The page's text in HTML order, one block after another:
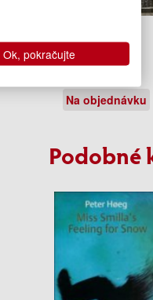
Jack Grimwood
Na objednávku
Podobné
Ok, pokračujte